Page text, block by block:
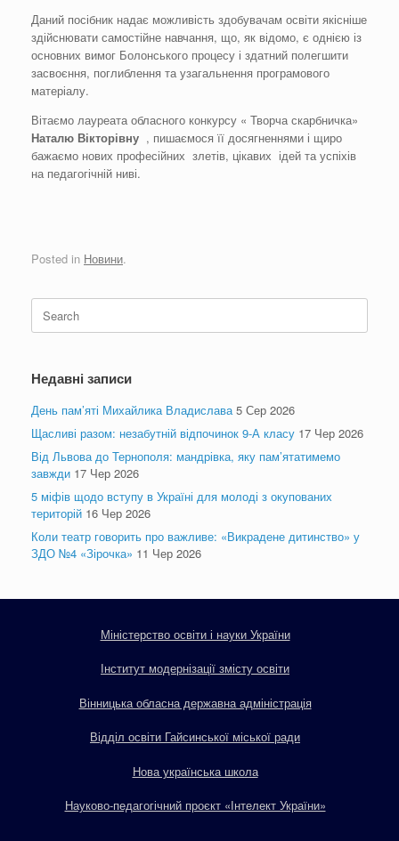
Даний посібник надає можливість здобувачам освіти якісніше
здійснювати самостійне навчання, що, як відомо, є однією із
основних вимог Болонського процесу і здатний полегшити
засвоєння, поглиблення та узагальнення програмового
матеріалу.
Вітаємо лауреата обласного конкурсу « Творча скарбничка»
Наталю Вікторівну , пишаємося її досягненнями і щиро
бажаємо нових професійних злетів, цікавих ідей та успіхів
на педагогічній ниві.
Posted in Новини.
Search
for:
Недавні записи
День пам’яті Михайлика Владислава 5 Сер 2026
Щасливі разом: незабутній відпочинок 9-А класу 17 Чер 2026
Від Львова до Тернополя: мандрівка, яку пам’ятатимемо
завжди 17 Чер 2026
5 міфів щодо вступу в Україні для молоді з окупованих
територій 16 Чер 2026
Коли театр говорить про важливе: «Викрадене дитинство» у
ЗДО №4 «Зірочка» 11 Чер 2026
Міністерство освіти і науки України
Інститут модернізації змісту освіти
Вінницька обласна державна адміністрація
Відділ освіти Гайсинської міської ради
Нова українська школа
Науково-педагогічний проєкт «Інтелект України»